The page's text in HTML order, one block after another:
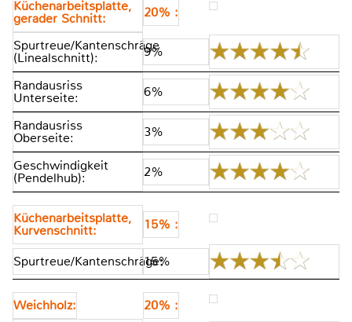
Küchenarbeitsplatte,
gerader Schnitt:
20% :
Spurtreue/Kantenschräge
(Linealschnitt): 9%
Randausriss
Unterseite: 6%
Randausriss
Oberseite: 3%
Geschwindigkeit
(Pendelhub): 2%
Küchenarbeitsplatte,
Kurvenschnitt: 15% :
Spurtreue/Kantenschräge:
15%
Weichholz:
20% :